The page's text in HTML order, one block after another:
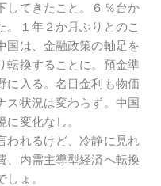
してきたこと。６％台か
。１年２か月ぶりとのこ
国は、金融政策の軸足を
転換することに。預金準
に入る。名目金利も物価
ス状況は変わらず。中国
変化なし。
われるけど、冷静に見れ
、内需主導型経済へ転換
ょ。